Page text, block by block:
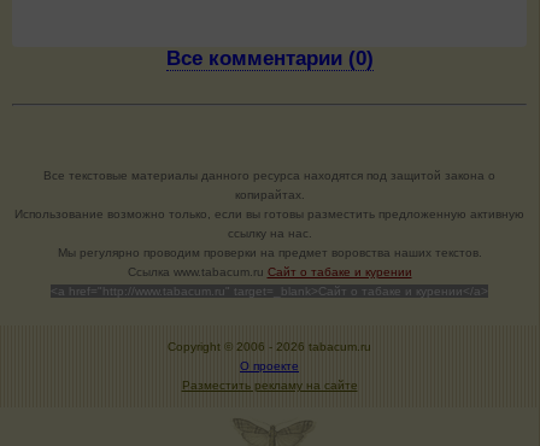
Все комментарии (0)
Все текстовые материалы данного ресурса находятся под защитой закона о
копирайтах.
Использование возможно только, если вы готовы разместить предложенную активную
ссылку на нас.
Мы регулярно проводим проверки на предмет воровства наших текстов.
Cсылка www.tabacum.ru Сайт о табаке и курении
<a href="http://www.tabacum.ru" target=_blank>Сайт о табаке и курении</a>
Copyright © 2006 - 2026 tabacum.ru
О проекте
Разместить рекламу на сайте